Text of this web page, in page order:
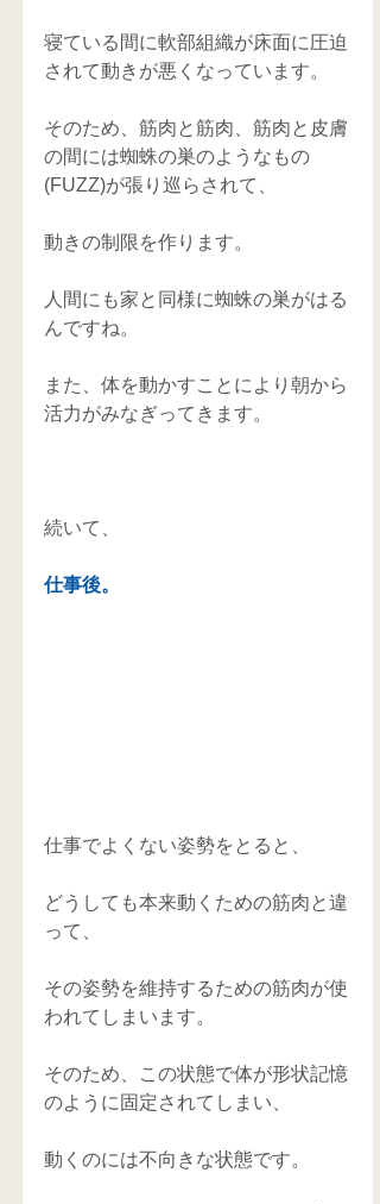
寝ている間に軟部組織が床面に圧迫
されて動きが悪くなっています。
そのため、筋肉と筋肉、筋肉と皮膚
の間には蜘蛛の巣のようなもの
(FUZZ)が張り巡らされて、
動きの制限を作ります。
人間にも家と同様に蜘蛛の巣がはる
んですね。
また、体を動かすことにより朝から
活力がみなぎってきます。
続いて、
仕事後。
仕事でよくない姿勢をとると、
どうしても本来動くための筋肉と違
って、
その姿勢を維持するための筋肉が使
われてしまいます。
そのため、この状態で体が形状記憶
のように固定されてしまい、
動くのには不向きな状態です。